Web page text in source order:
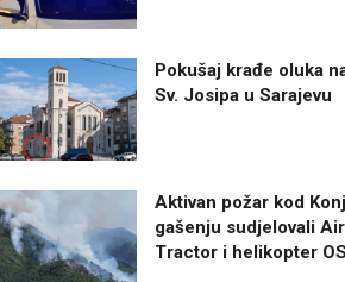
Pokušaj krađe oluka
Sv. Josipa u Sarajevu
Aktivan požar kod
gašenju sudjelovali Air
Tractor i helikopter